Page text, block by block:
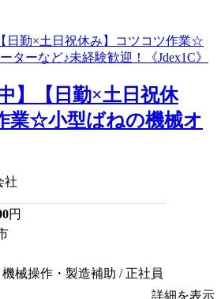
中】【日勤×土日祝休
業☆小型ばねの機械オ
社
円
械操作・製造補助 / 正社員
詳細を表示